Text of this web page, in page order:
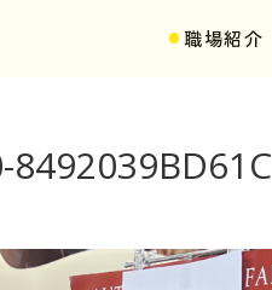
職場紹介
8492039BD61C